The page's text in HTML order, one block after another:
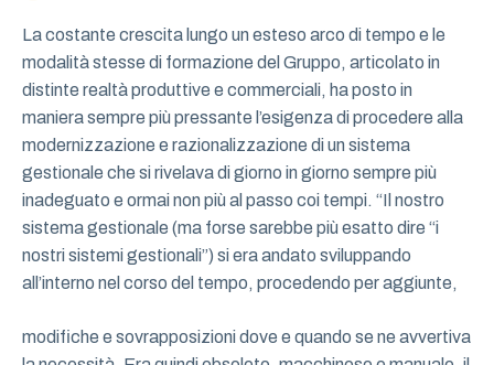
La costante crescita lungo un esteso arco di tempo e le
modalità stesse di formazione del Gruppo, articolato in
distinte realtà produttive e commerciali, ha posto in
maniera sempre più pressante l’esigenza di procedere alla
modernizzazione e razionalizzazione di un sistema
gestionale che si rivelava di giorno in giorno sempre più
inadeguato e ormai non più al passo coi tempi. “Il nostro
sistema gestionale (ma forse sarebbe più esatto dire “i
nostri sistemi gestionali”) si era andato sviluppando
all’interno nel corso del tempo, procedendo per aggiunte,
modifiche e sovrapposizioni dove e quando se ne avvertiva